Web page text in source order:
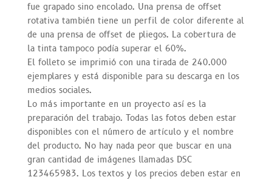
fue grapado sino encolado. Una prensa de offset
rotativa también tiene un perfil de color diferente al
de una prensa de offset de pliegos. La cobertura de
la tinta tampoco podía superar el 60%.
El folleto se imprimió con una tirada de 240.000
ejemplares y está disponible para su descarga en los
medios sociales.
Lo más importante en un proyecto así es la
preparación del trabajo. Todas las fotos deben estar
disponibles con el número de artículo y el nombre
del producto. No hay nada peor que buscar en una
gran cantidad de imágenes llamadas DSC
123465983. Los textos y los precios deben estar en